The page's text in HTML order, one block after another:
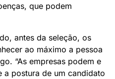
que podem
antes da seleção, os
ao máximo a pessoa
“As empresas podem e
a postura de um candidato